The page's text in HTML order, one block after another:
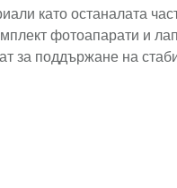
като останалата
фотоапарати и
за поддържане на